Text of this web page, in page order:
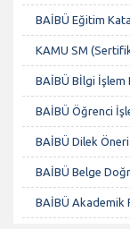
BAİBÜ Eğitim
KAMU SM
BAİBÜ Bİlgi İşlem
BAİBÜ Öğrenci
BAİBÜ Dilek
BAİBÜ Belge
BAİBÜ Akademik